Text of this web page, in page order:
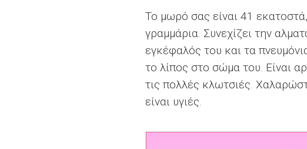
Το μωρό σας είναι 41
γραμμάρια. Συνεχίζει την
εγκέφαλός του και τα
το λίπος στο σώμα του. Είναι
τις πολλές κλωτσιές.
είναι υγιές.